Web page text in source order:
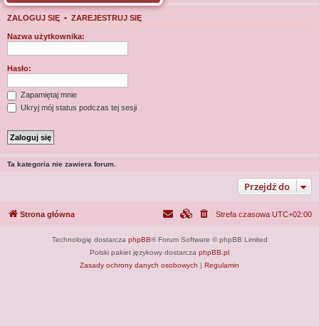
ZALOGUJ SIĘ • ZAREJESTRUJ SIĘ
Nazwa użytkownika:
Hasło:
Zapamiętaj mnie
Ukryj mój status podczas tej sesji
Ta kategoria nie zawiera forum.
Przejdź do
Strona główna Strefa czasowa UTC+02:00
Technologię dostarcza phpBB® Forum Software © phpBB Limited
Polski pakiet językowy dostarcza phpBB.pl
Zasady ochrony danych osobowych | Regulamin